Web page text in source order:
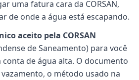
uma fatura cara da CORSAN,
de onde a água está escapando.
aceito pela CORSAN
de Saneamento) para você
de água alta. O documento
o método usado na